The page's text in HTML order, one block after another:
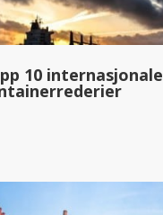
10 internasjonale